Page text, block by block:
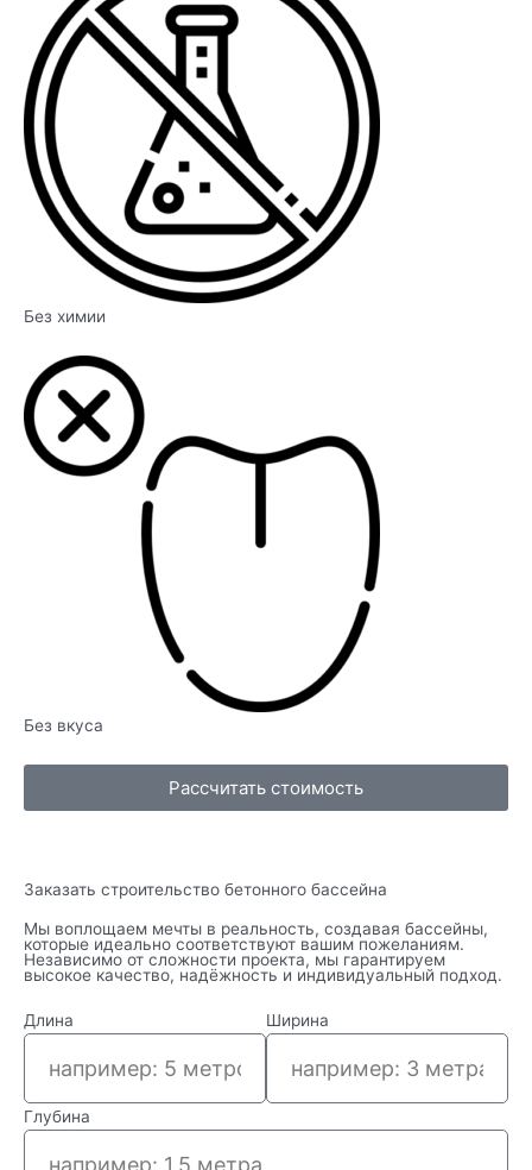
Без химии
Без вкуса
Рассчитать стоимость
Заказать строительство бетонного бассейна
Мы воплощаем мечты в реальность, создавая бассейны,
которые идеально соответствуют вашим пожеланиям.
Независимо от сложности проекта, мы гарантируем
высокое качество, надёжность и индивидуальный подход.
Длина Ширина
Глубина